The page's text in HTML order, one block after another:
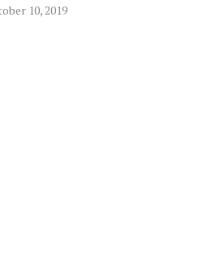
10, 2019